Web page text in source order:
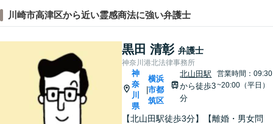
川崎市高津区から近い霊感商法に強い弁護士
黒田 清彰 弁護士
神奈川港北法律事務所
神
奈
川
県
|
横浜
市都
筑区
北山田駅
から徒歩3
分
営業時間：09:30
~20:00（平日）
【北山田駅徒歩3分】【離婚・男女問